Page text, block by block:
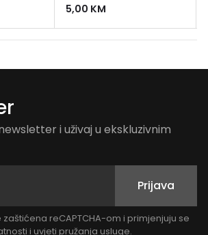
5,00 KM
i uživaj u ekskluzivnim
Prijava
reCAPTCHA-om i primjenjuju se
i uvjeti pružanja usluge.